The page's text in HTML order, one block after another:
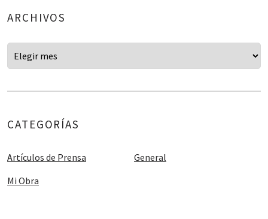
ARCHIVOS
CATEGORÍAS
Artículos de Prensa
General
Mi Obra